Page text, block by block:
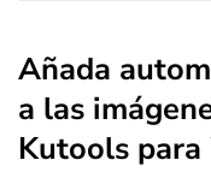
Añada
a las
Kutools